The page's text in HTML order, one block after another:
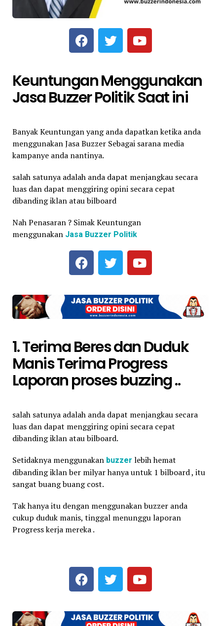
Keuntungan Menggunakan
Jasa Buzzer Politik Saat ini
Banyak Keuntungan yang anda dapatkan ketika anda
menggunakan Jasa Buzzer Sebagai sarana media
kampanye anda nantinya.
salah satunya adalah anda dapat menjangkau secara
luas dan dapat menggiring opini secara cepat
dibanding iklan atau bilboard
Nah Penasaran ? Simak Keuntungan
menggunakan Jasa Buzzer Politik
1. Terima Beres dan Duduk
Manis Terima Progress
Laporan proses buzzing ..
salah satunya adalah anda dapat menjangkau secara
luas dan dapat menggiring opini secara cepat
dibanding iklan atau bilboard.
Setidaknya menggunakan buzzer lebih hemat
dibanding iklan ber milyar hanya untuk 1 bilboard , itu
sangat buang buang cost.
Tak hanya itu dengan menggunakan buzzer anda
cukup duduk manis, tinggal menunggu laporan
Progress kerja mereka .